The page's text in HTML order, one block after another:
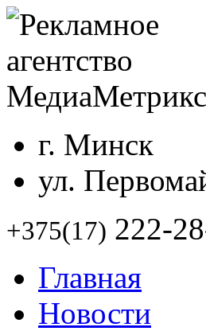
г. Минск
ул.
+375(17) 222-
Главная
Новости